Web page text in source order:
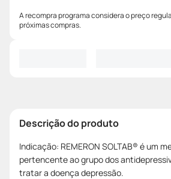
A recompra programa considera o preço
próximas compras.
Descrição do produto
Indicação: REMERON SOLTAB® é um
pertencente ao grupo dos
tratar a doença depressão.